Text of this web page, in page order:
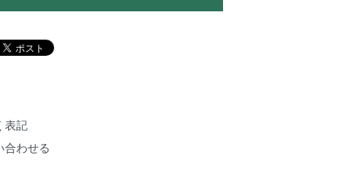
表記
合わせる